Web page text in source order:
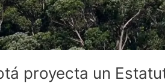
proyecta un